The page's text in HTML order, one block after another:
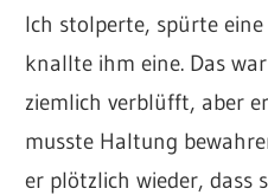
Ich stolperte, spürte
knallte ihm eine. Das
ziemlich verblüfft, aber
musste Haltung
er plötzlich wieder, dass